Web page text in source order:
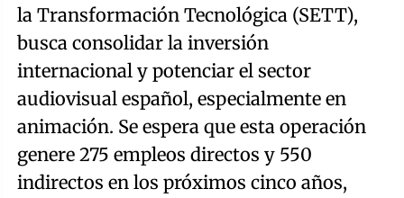
la Transformación Tecnológica (SETT),
busca consolidar la inversión
internacional y potenciar el sector
audiovisual español, especialmente en
animación. Se espera que esta operación
genere 275 empleos directos y 550
indirectos en los próximos cinco años,